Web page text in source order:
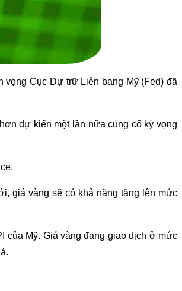
vọng Cục Dự trữ Liên bang Mỹ (Fed) đã
dự kiến một lần nữa củng cố kỳ vọng
giá vàng sẽ có khả năng tăng lên mức
của Mỹ. Giá vàng đang giao dịch ở mức